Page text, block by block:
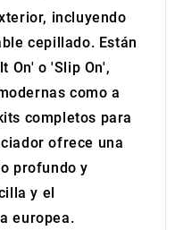
incluyendo
cepillado. Están
On' o 'Slip On',
como a
completos para
ofrece una
profundo y
y el
europea.